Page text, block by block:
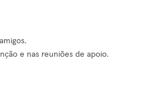
e nas reuniões de apoio.